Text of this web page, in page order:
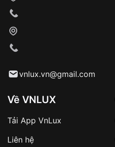
vnlux.vn@gmail.com
Về VNLUX
Tải App VnLux
Liên hệ